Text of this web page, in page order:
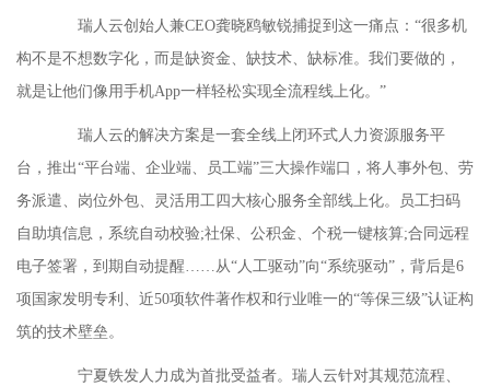
瑞人云创始人兼CEO龚晓鸥敏锐捕捉到这一痛点：“很多机
构不是不想数字化，而是缺资金、缺技术、缺标准。我们要做的，
就是让他们像用手机App一样轻松实现全流程线上化。”
瑞人云的解决方案是一套全线上闭环式人力资源服务平
台，推出“平台端、企业端、员工端”三大操作端口，将人事外包、劳
务派遣、岗位外包、灵活用工四大核心服务全部线上化。员工扫码
自助填信息，系统自动校验;社保、公积金、个税一键核算;合同远程
电子签署，到期自动提醒……从“人工驱动”向“系统驱动”，背后是6
项国家发明专利、近50项软件著作权和行业唯一的“等保三级”认证构
筑的技术壁垒。
宁夏铁发人力成为首批受益者。瑞人云针对其规范流程、